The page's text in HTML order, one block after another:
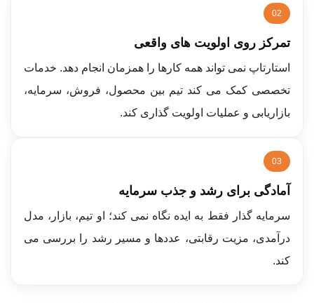
02
تمرکز روی اولویت های واقعی
استارتاپ نمی تواند همه کارها را همزمان انجام دهد. خدمات
تخصصی کمک می کند تیم بین محصول، فروش، سرمایه،
بازاریابی و عملیات اولویت گذاری کند.
03
آمادگی برای رشد و جذب سرمایه
سرمایه گذار فقط به ایده نگاه نمی کند؛ او تیم، بازار، مدل
درآمدی، مزیت رقابتی، عددها و مسیر رشد را بررسی می
کند.